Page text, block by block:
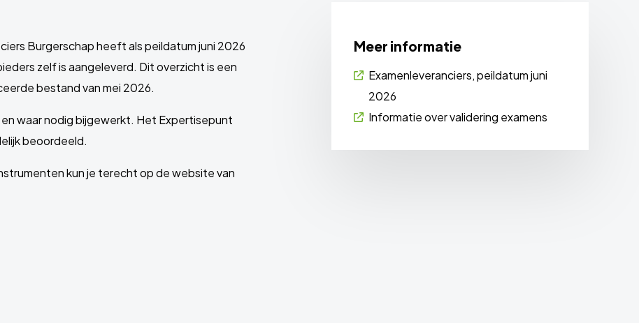
Burgerschap heeft als peildatum juni 2026
zelf is aangeleverd. Dit overzicht is een
bestand van mei 2026.
waar nodig bijgewerkt. Het Expertisepunt
beoordeeld.
kun je terecht op de website van
Meer informatie
Examenleveranciers, peildatum juni
2026
Informatie over validering examens